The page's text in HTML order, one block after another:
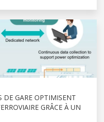
DE GARE OPTIMISENT
GRÂCE À UN